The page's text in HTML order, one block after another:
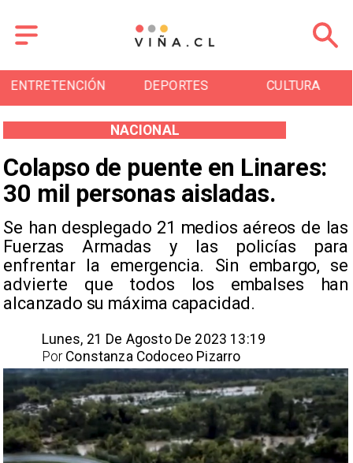
DEPORTES CULTURA TURISMO
Colapso de puente en Linares:
30 mil personas aisladas.
Se han desplegado 21 medios aéreos de las
Fuerzas Armadas y las policías para
enfrentar la emergencia. Sin embargo, se
advierte que todos los embalses han
alcanzado su máxima capacidad.
NACIONAL
Lunes, 21 De Agosto De 2023 13:19
Constanza Codoceo Pizarro
Por